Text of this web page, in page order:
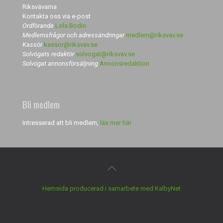
Riksvävarna
Kontakta oss via e-post
Ordförande Lola Bodin
Medlemsfrågor och adressändringarmedlem@riksvav.se
Kassör kassor@riksvav.se
Solvögats redaktör solvogat@riksvav.se
Solvögat annonsförsäljning Annonsredaktion
Bli medlem
Intresserad att bli medlem, läs mer här
Hemsida producerad i samarbete med KalbyNet